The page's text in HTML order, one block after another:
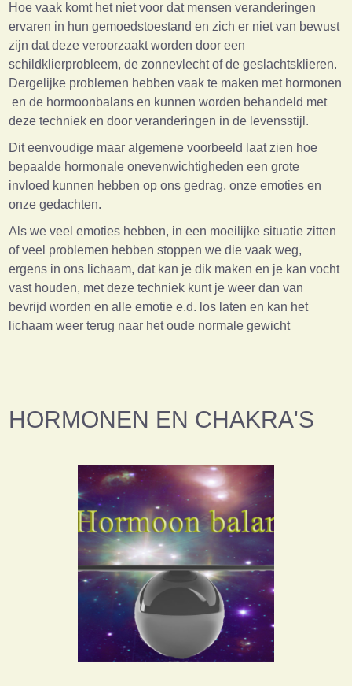
Hoe vaak komt het niet voor dat mensen veranderingen
ervaren in hun gemoedstoestand en zich er niet van bewust
zijn dat deze veroorzaakt worden door een
schildklierprobleem, de zonnevlecht of de geslachtsklieren.
Dergelijke problemen hebben vaak te maken met hormonen
en de hormoonbalans en kunnen worden behandeld met
deze techniek en door veranderingen in de levensstijl.
Dit eenvoudige maar algemene voorbeeld laat zien hoe
bepaalde hormonale onevenwichtigheden een grote
invloed kunnen hebben op ons gedrag, onze emoties en
onze gedachten.
Als we veel emoties hebben, in een moeilijke situatie zitten
of veel problemen hebben stoppen we die vaak weg,
ergens in ons lichaam, dat kan je dik maken en je kan vocht
vast houden, met deze techniek kunt je weer dan van
bevrijd worden en alle emotie e.d. los laten en kan het
lichaam weer terug naar het oude normale gewicht
HORMONEN EN CHAKRA'S